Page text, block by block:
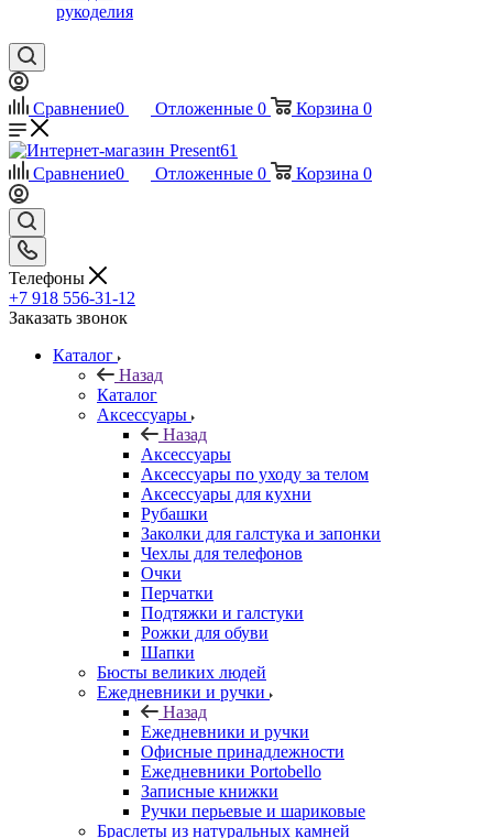
рукоделия
Сравнение0 Отложенные 0 Корзина 0
Сравнение0 Отложенные 0 Корзина 0
Телефоны
+7 918 556-31-12
Заказать звонок
Каталог
Назад
Каталог
Аксессуары
Назад
Аксессуары
Аксессуары по уходу за телом
Аксессуары для кухни
Рубашки
Заколки для галстука и запонки
Чехлы для телефонов
Очки
Перчатки
Подтяжки и галстуки
Рожки для обуви
Шапки
Бюсты великих людей
Ежедневники и ручки
Назад
Ежедневники и ручки
Офисные принадлежности
Ежедневники Portobello
Записные книжки
Ручки перьевые и шариковые
Браслеты из натуральных камней